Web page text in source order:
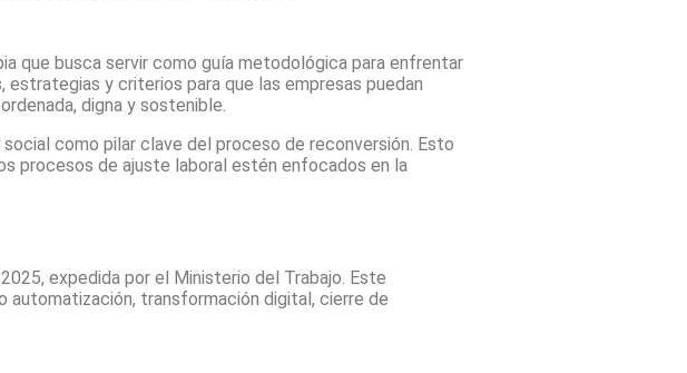
que busca servir como guía metodológica para enfrentar
y criterios para que las empresas puedan
digna y sostenible.
como pilar clave del proceso de reconversión. Esto
procesos de ajuste laboral estén enfocados en la
expedida por el Ministerio del Trabajo. Este
transformación digital, cierre de